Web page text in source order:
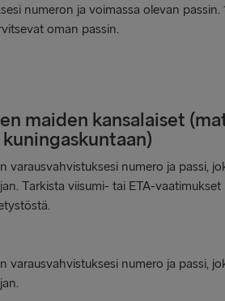
numeron ja voimassa olevan passin.
oman passin.
maiden kansalaiset
varausvahvistuksesi numero ja passi,
Tarkista viisumi- tai ETA-vaatimukset
varausvahvistuksesi numero ja passi,